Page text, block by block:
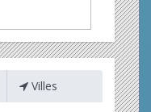
Villes